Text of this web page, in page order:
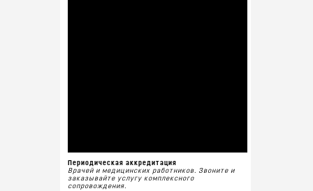
Периодическая аккредитация
Врачей и медицинских работников. Звоните и
заказывайте услугу комплексного
сопровождения.